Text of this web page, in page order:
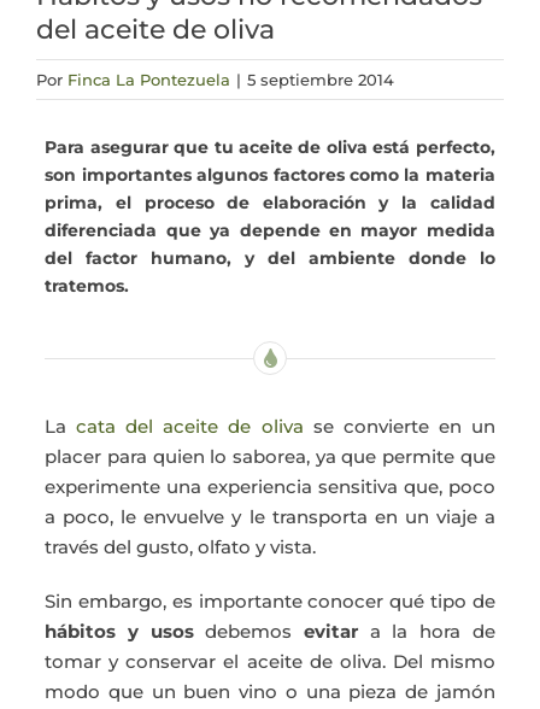
del aceite de oliva
Por Finca La Pontezuela | 5 septiembre 2014
Para asegurar que tu aceite de oliva está perfecto,
son importantes algunos factores como la materia
prima, el proceso de elaboración y la calidad
diferenciada que ya depende en mayor medida
del factor humano, y del ambiente donde lo
tratemos.
Lacata del aceite de oliva se convierte en un
placer para quien lo saborea, ya que permite que
experimente una experiencia sensitiva que, poco
a poco, le envuelve y le transporta en un viaje a
través del gusto, olfato y vista.
Sin embargo, es importante conocer qué tipo de
hábitos y usosdebemos evitar a la hora de
tomar y conservar el aceite de oliva. Del mismo
modo que un buen vino o una pieza de jamón